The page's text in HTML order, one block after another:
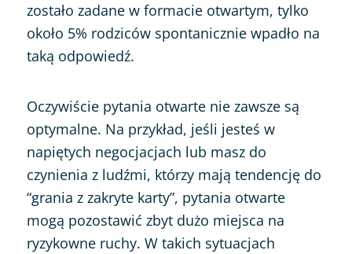
zostało zadane w formacie otwartym, tylko
około 5% rodziców spontanicznie wpadło na
taką odpowiedź.
Oczywiście pytania otwarte nie zawsze są
optymalne. Na przykład, jeśli jesteś w
napiętych negocjacjach lub masz do
czynienia z ludźmi, którzy mają tendencję do
“grania z zakryte karty”, pytania otwarte
mogą pozostawić zbyt dużo miejsca na
ryzykowne ruchy. W takich sytuacjach